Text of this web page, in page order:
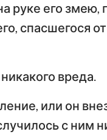
к Галатам
послание к
руке его змею,
спасшегося
вреда.
или он
с ним